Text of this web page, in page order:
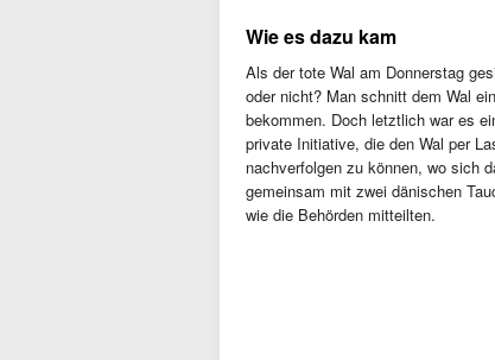
Wie es dazu kam
Als der tote Wal am Donnerstag
oder nicht? Man schnitt dem Wal
bekommen. Doch letztlich war es
private Initiative, die den Wal per
nachverfolgen zu können, wo sich
gemeinsam mit zwei dänischen
wie die Behörden mitteilten.